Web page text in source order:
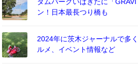
ン！日本最長つり橋も
2024年に茨木ジャーナルで多
ルメ、イベント情報など